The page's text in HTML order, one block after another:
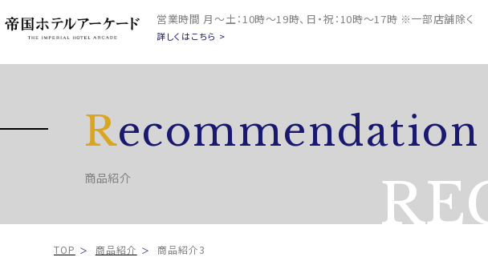
営業時間 月～土：10時～19時、日・祝：10時～17時 ※一部店舗除く
詳しくはこちら >
Recommendation
商品紹介
TOP 商品紹介 商品紹介3